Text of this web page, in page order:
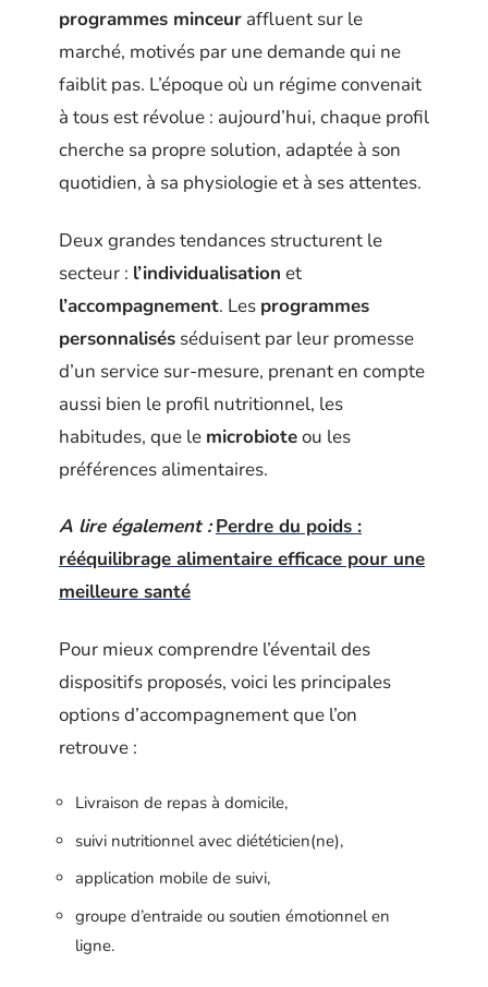
programmes minceur affluent sur le
marché, motivés par une demande qui ne
faiblit pas. L’époque où un régime convenait
à tous est révolue : aujourd’hui, chaque profil
cherche sa propre solution, adaptée à son
quotidien, à sa physiologie et à ses attentes.
Deux grandes tendances structurent le
secteur : l’individualisation et
l’accompagnement. Les programmes
personnalisés séduisent par leur promesse
d’un service sur-mesure, prenant en compte
aussi bien le profil nutritionnel, les
habitudes, que le microbioteou les
préférences alimentaires.
A lire également : Perdre du poids :
rééquilibrage alimentaire efficace pour une
meilleure santé
Pour mieux comprendre l’éventail des
dispositifs proposés, voici les principales
options d’accompagnement que l’on
retrouve :
Livraison de repas à domicile,
suivi nutritionnel avec diététicien(ne),
application mobile de suivi,
groupe d’entraide ou soutien émotionnel en
ligne.